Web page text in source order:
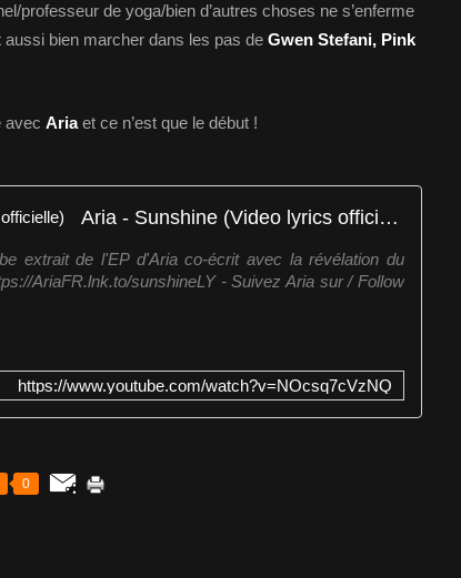
professeur de yoga/bien d’autres choses ne s’enferme
bien marcher dans les pas de Gwen Stefani, Pink
avec Ariaet ce n’est que le début !
Aria - Sunshine (Video lyrics officielle)
extrait de l'EP d'Aria co-écrit avec la révélation du
AriaFR.lnk.to/sunshineLY - Suivez Aria sur / Follow
https://www.youtube.com/watch?v=NOcsq7cVzNQ
0